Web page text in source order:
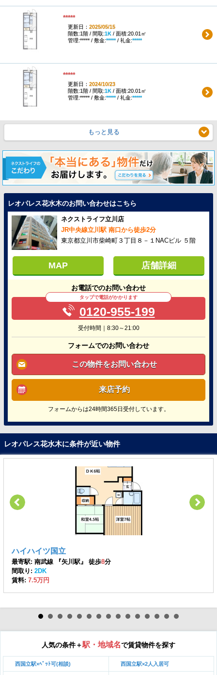
*****
更新日： 2025/05/15
階数:1階 / 間取:1K/ 面積:20.01㎡
管理:***** / 敷金:*****/ 礼金:*****
*****
更新日： 2024/10/23
階数:1階 / 間取:1K/ 面積:20.01㎡
管理:***** / 敷金:*****/ 礼金:*****
もっと見る
レオパレス花水木のお問い合わせはこちら
ネクストライフ立川店
JR中央線立川駅 南口から徒歩2分
東京都立川市柴崎町３丁目８－１NACビル ５階
MAP 店舗詳細
お電話でのお問い合わせ
タップで電話がかかります
0120-955-199
受付時間｜8:30～21:00
フォームでのお問い合わせ
この物件をお問い合わせ
来店予約
フォームからは24時間365日受付しています。
レオパレス花水木に条件が近い物件
ハイハイツ国立
最寄駅: 南武線 『矢川駅』 徒歩8分
間取り: 2DK
賃料: 7.5万円
人気の条件＋駅・地域名で賃貸物件を探す
西国立駅×ﾍﾟｯﾄ可(相談) 西国立駅×2人入居可